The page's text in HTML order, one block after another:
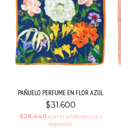
PAÑUELO PERFUME EN FLOR AZUL
$31.600
$28.440 con transferencia o
depósito.